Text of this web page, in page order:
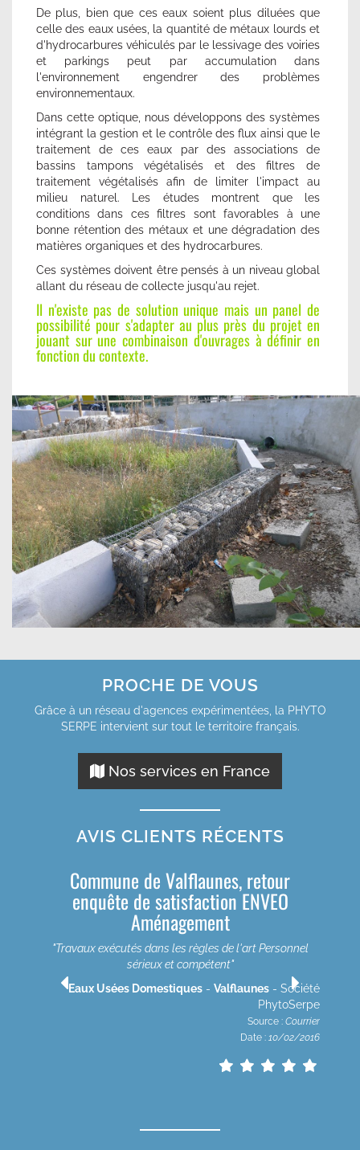
De plus, bien que ces eaux soient plus diluées que
celle des eaux usées, la quantité de métaux lourds et
d'hydrocarbures véhiculés par le lessivage des voiries
et parkings peut par accumulation dans
l'environnement engendrer des problèmes
environnementaux.
Dans cette optique, nous développons des systèmes
intégrant la gestion et le contrôle des flux ainsi que le
traitement de ces eaux par des associations de
bassins tampons végétalisés et des filtres de
traitement végétalisés afin de limiter l'impact au
milieu naturel. Les études montrent que les
conditions dans ces filtres sont favorables à une
bonne rétention des métaux et une dégradation des
matières organiques et des hydrocarbures.
Ces systèmes doivent être pensés à un niveau global
allant du réseau de collecte jusqu'au rejet.
Il n'existe pas de solution unique mais un panel de
possibilité pour s'adapter au plus près du projet en
jouant sur une combinaison d'ouvrages à définir en
fonction du contexte.
PROCHE DE VOUS
Grâce à un réseau d'agences expérimentées, la PHYTO
SERPE intervient sur tout le territoire français.
Nos services en France
AVIS CLIENTS RÉCENTS
Commune de Valflaunes, retour
enquête de satisfaction ENVEO
Aménagement
"Travaux exécutés dans les règles de l'art Personnel
sérieux et compétent"
Eaux Usées Domestiques - Valflaunes - Société
PhytoSerpe
Source : Courrier
Date : 10/02/2016